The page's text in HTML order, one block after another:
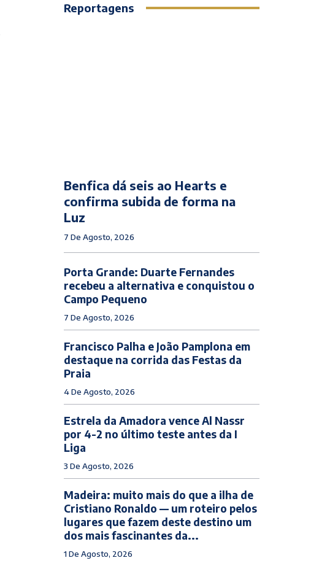
Reportagens
Benfica dá seis ao Hearts e
confirma subida de forma na
Luz
7 De Agosto, 2026
Porta Grande: Duarte Fernandes
recebeu a alternativa e conquistou o
Campo Pequeno
7 De Agosto, 2026
Francisco Palha e João Pamplona em
destaque na corrida das Festas da
Praia
4 De Agosto, 2026
Estrela da Amadora vence Al Nassr
por 4-2 no último teste antes da I
Liga
3 De Agosto, 2026
Madeira: muito mais do que a ilha de
Cristiano Ronaldo — um roteiro pelos
lugares que fazem deste destino um
dos mais fascinantes da...
1 De Agosto, 2026